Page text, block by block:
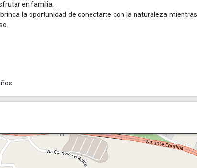
en familia.
la oportunidad de conectarte con la naturaleza mientras